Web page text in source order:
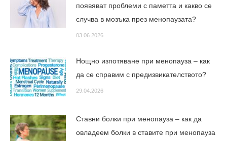
появяват проблеми с паметта и какво се
случва в мозъка през менопаузата?
03.06.2026
Нощно изпотяване при менопауза – как
да се справим с предизвикателството?
29.04.2026
Ставни болки при менопауза – как да
овладеем болки в ставите при менопауза